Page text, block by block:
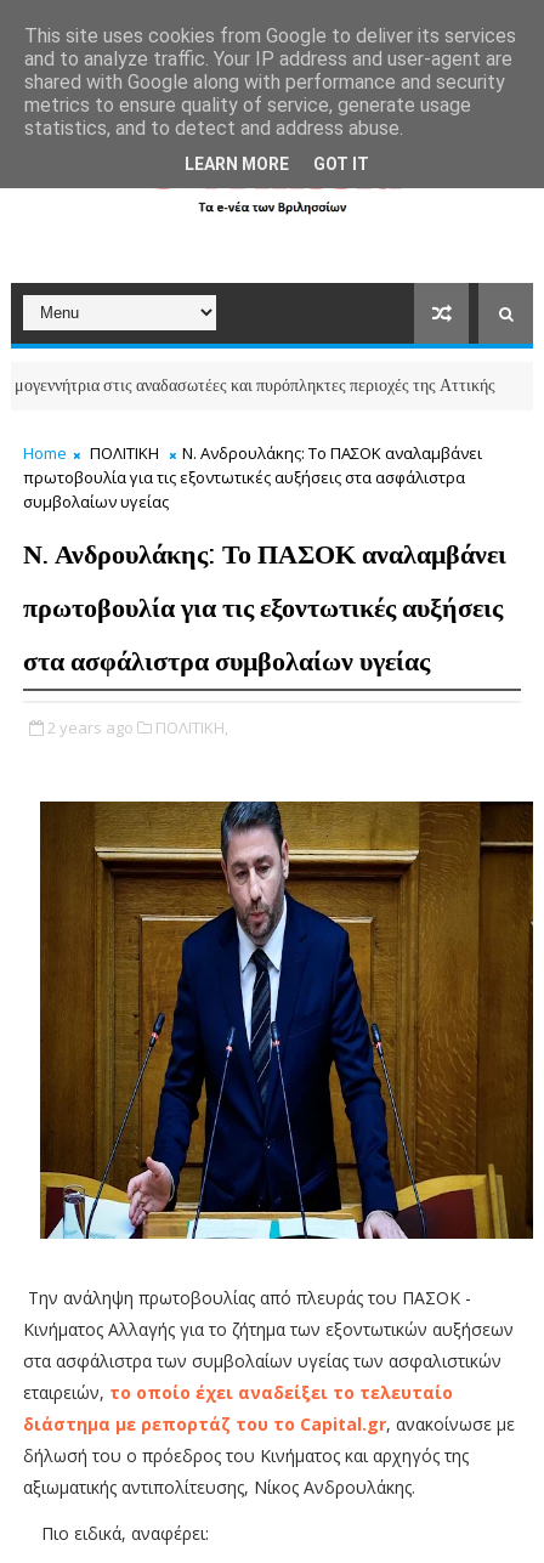
στις αναδασωτέες και πυρόπληκτες περιοχές της Αττικής ΒΡΙΛΗΣΣΙΑ
Home ΠΟΛΙΤΙΚΗ
Ν. Ανδρουλάκης: Το ΠΑΣΟΚ αναλαμβάνει
πρωτοβουλία για τις εξοντωτικές αυξήσεις στα ασφάλιστρα
συμβολαίων υγείας
Ν. Ανδρουλάκης: Το ΠΑΣΟΚ αναλαμβάνει
πρωτοβουλία για τις εξοντωτικές αυξήσεις
στα ασφάλιστρα συμβολαίων υγείας
2 years ago ΠΟΛΙΤΙΚΗ,
Την ανάληψη πρωτοβουλίας από πλευράς του ΠΑΣΟΚ -
Κινήματος Αλλαγής για το ζήτημα των εξοντωτικών αυξήσεων
στα ασφάλιστρα των συμβολαίων υγείας των ασφαλιστικών
εταιρειών, το οποίο έχει αναδείξει το τελευταίο
διάστημα με ρεπορτάζ του το Capital.gr, ανακοίνωσε με
δήλωσή του ο πρόεδρος του Κινήματος και αρχηγός της
αξιωματικής αντιπολίτευσης, Νίκος Ανδρουλάκης.
Πιο ειδικά, αναφέρει:
This site uses cookies from Google to deliver its services
and to analyze traffic. Your IP address and user-agent are
shared with Google along with performance and security
metrics to ensure quality of service, generate usage
statistics, and to detect and address abuse.
LEARN MORE GOT IT